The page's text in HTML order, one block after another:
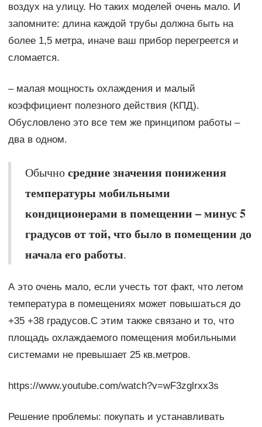
воздух на улицу. Но таких моделей очень мало. И
запомните: длина каждой трубы должна быть на
более 1,5 метра, иначе ваш прибор перегреется и
сломается.
– малая мощность охлаждения и малый
коэффициент полезного действия (КПД).
Обусловлено это все тем же принципом работы –
два в одном.
Обычносредние значения понижения
температуры мобильными
кондиционерами в помещении – минус 5
градусов от той, что было в помещении до
начала его работы.
А это очень мало, если учесть тот факт, что летом
температура в помещениях может повышаться до
+35 +38 градусов.С этим также связано и то, что
площадь охлаждаемого помещения мобильными
системами не превышает 25 кв.метров.
https://www.youtube.com/watch?v=wF3zglrxx3s
Решение проблемы: покупать и устанавливать